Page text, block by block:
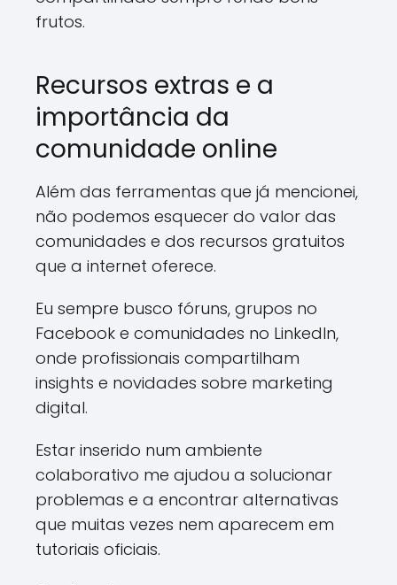
frutos.
Recursos extras e a
importância da
comunidade online
Além das ferramentas que já mencionei,
não podemos esquecer do valor das
comunidades e dos recursos gratuitos
que a internet oferece.
Eu sempre busco fóruns, grupos no
Facebook e comunidades no LinkedIn,
onde profissionais compartilham
insights e novidades sobre marketing
digital.
Estar inserido num ambiente
colaborativo me ajudou a solucionar
problemas e a encontrar alternativas
que muitas vezes nem aparecem em
tutoriais oficiais.